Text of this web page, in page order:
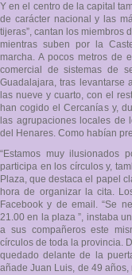
Y en el centro de la capital
de carácter nacional y las
tijeras”, cantan los miembros
mientras suben por la
marcha. A pocos metros de
comercial de sistemas de
Guadalajara, tras levantarse
las nueve y cuarto, con el
han cogido el Cercanías y,
las agrupaciones locales de
del Henares. Como habían
“Estamos muy ilusionados
participa en los círculos y,
Plaza, que destaca el papel
hora de organizar la cita.
Facebook y de email. “Se
21.00 en la plaza ”, instaba
a sus compañeros este
círculos de toda la provincia.
quedado delante de la
añade Juan Luis, de 49